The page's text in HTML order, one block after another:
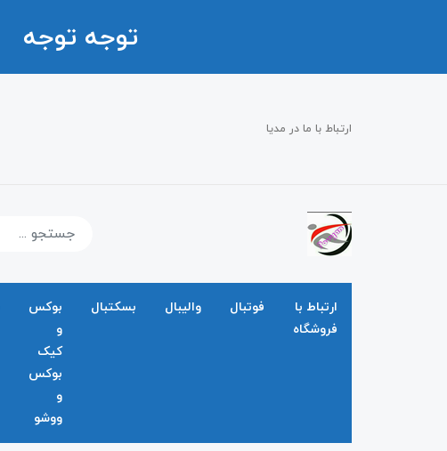
توجه توجه
ارتباط با ما در مدیا
ارتباط با
فروشگاه
فوتبال والیبال بسکتبال
بوکس
و
کیک
بوکس
و
ووشو